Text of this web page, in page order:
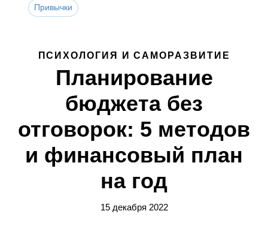
Привычки
ПСИХОЛОГИЯ И САМОРАЗВИТИЕ
Планирование
бюджета без
отговорок: 5 методов
и финансовый план
на год
15 декабря 2022